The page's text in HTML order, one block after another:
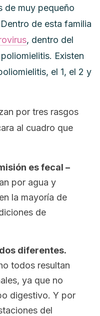
de muy pequeño
de esta familia
, dentro del
Existen
el 1, el 2 y
por tres rasgos
al cuadro que
es fecal –
por agua y
la mayoría de
de
diferentes.
todos resultan
ya que no
digestivo. Y por
del